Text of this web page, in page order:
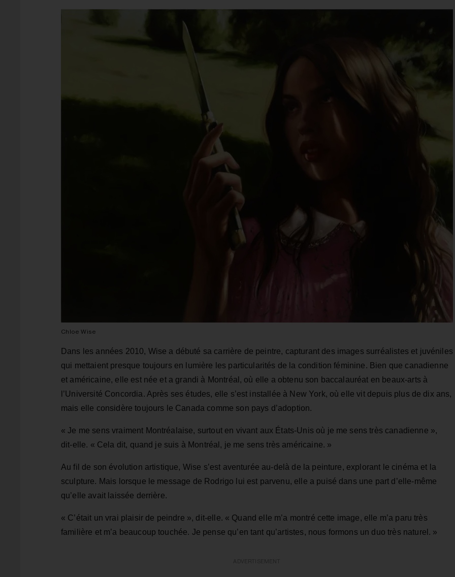
Chloe Wise
Dans les années 2010, Wise a débuté sa carrière de peintre, capturant des images surréalistes et juvéniles
qui mettaient presque toujours en lumière les particularités de la condition féminine. Bien que canadienne
et américaine, elle est née et a grandi à Montréal, où elle a obtenu son baccalauréat en beaux‑arts à
l’Université Concordia. Après ses études, elle s’est installée à New York, où elle vit depuis plus de dix ans,
mais elle considère toujours le Canada comme son pays d’adoption.
« Je me sens vraiment Montréalaise, surtout en vivant aux États‑Unis où je me sens très canadienne »,
dit‑elle. « Cela dit, quand je suis à Montréal, je me sens très américaine. »
Au fil de son évolution artistique, Wise s’est aventurée au‑delà de la peinture, explorant le cinéma et la
sculpture. Mais lorsque le message de Rodrigo lui est parvenu, elle a puisé dans une part d’elle‑même
qu’elle avait laissée derrière.
« C’était un vrai plaisir de peindre », dit‑elle. « Quand elle m’a montré cette image, elle m’a paru très
familière et m’a beaucoup touchée. Je pense qu’en tant qu’artistes, nous formons un duo très naturel. »